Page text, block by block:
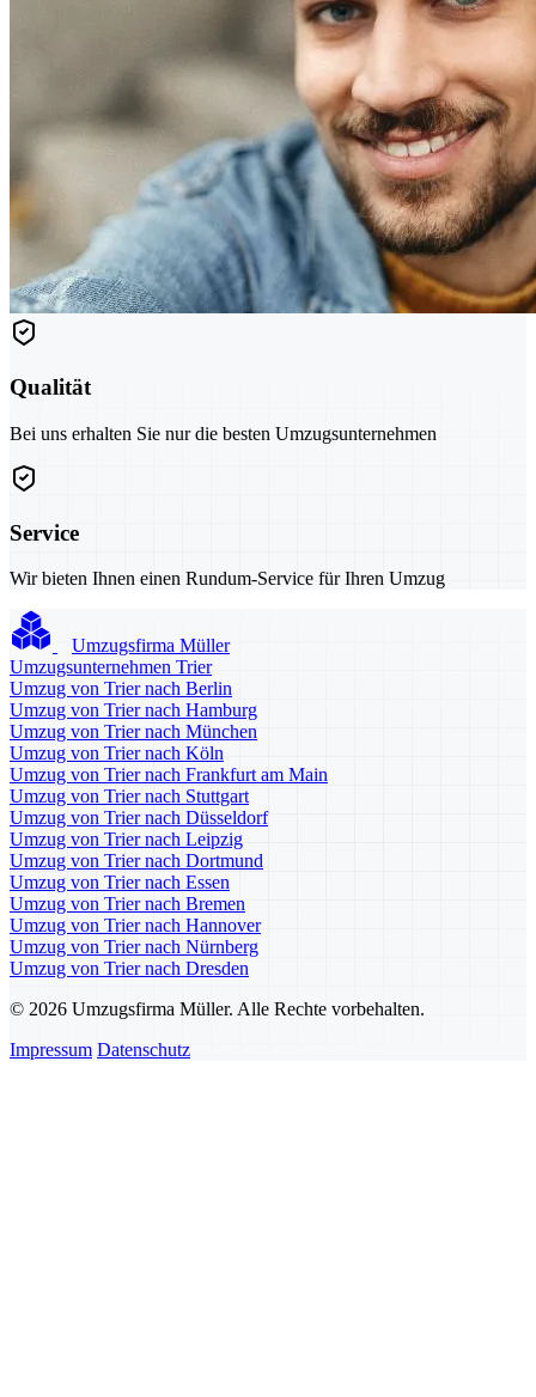
Qualität
Bei uns erhalten Sie nur die besten Umzugsunternehmen
Service
Wir bieten Ihnen einen Rundum-Service für Ihren Umzug
Umzugsfirma Müller
Umzugsunternehmen Trier
Umzug von Trier nach Berlin
Umzug von Trier nach Hamburg
Umzug von Trier nach München
Umzug von Trier nach Köln
Umzug von Trier nach Frankfurt am Main
Umzug von Trier nach Stuttgart
Umzug von Trier nach Düsseldorf
Umzug von Trier nach Leipzig
Umzug von Trier nach Dortmund
Umzug von Trier nach Essen
Umzug von Trier nach Bremen
Umzug von Trier nach Hannover
Umzug von Trier nach Nürnberg
Umzug von Trier nach Dresden
© 2026 Umzugsfirma Müller. Alle Rechte vorbehalten.
Impressum Datenschutz